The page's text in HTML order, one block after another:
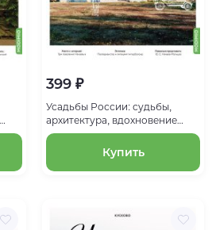
399 ₽
Усадьбы России: судьбы,
архитектура, вдохновение
№19, Усадьба Полибино
Купить